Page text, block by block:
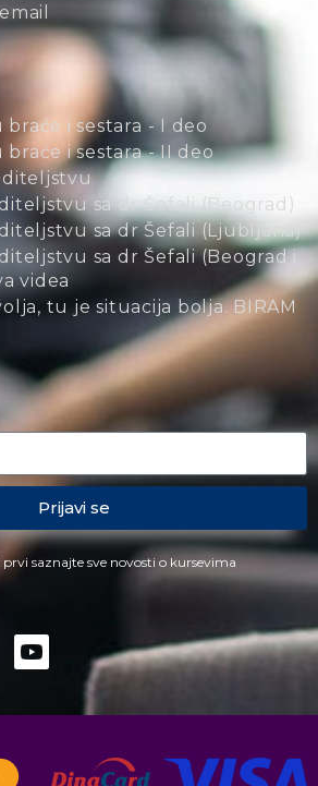
braće i sestara - I deo
braće i sestara - II deo
sa dr Šefali (Beograd)
sa dr Šefali (Ljubljana)
sa dr Šefali (Beograd i
videa
tu je situacija bolja. BIRAM
Prijavi se
saznajte sve novosti o kursevima